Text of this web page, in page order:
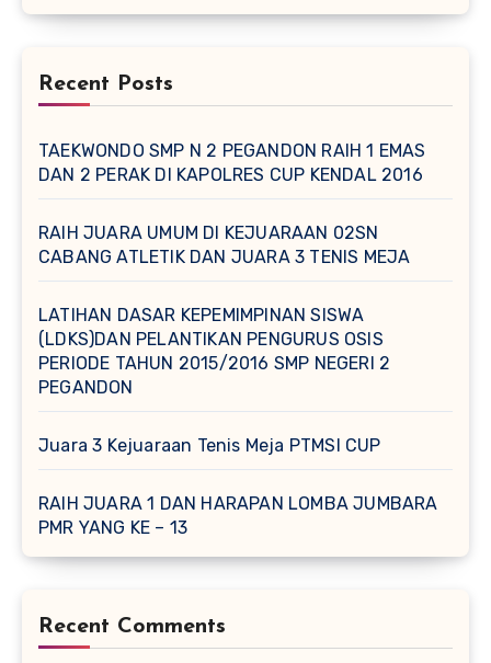
Recent Posts
TAEKWONDO SMP N 2 PEGANDON RAIH 1 EMAS
DAN 2 PERAK DI KAPOLRES CUP KENDAL 2016
RAIH JUARA UMUM DI KEJUARAAN 02SN
CABANG ATLETIK DAN JUARA 3 TENIS MEJA
LATIHAN DASAR KEPEMIMPINAN SISWA
(LDKS)DAN PELANTIKAN PENGURUS OSIS
PERIODE TAHUN 2015/2016 SMP NEGERI 2
PEGANDON
Juara 3 Kejuaraan Tenis Meja PTMSI CUP
RAIH JUARA 1 DAN HARAPAN LOMBA JUMBARA
PMR YANG KE – 13
Recent Comments